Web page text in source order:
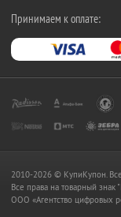
Принимаем к оплате:
2010-2026 © КупиКупон.
Все права на товарный
OOO «Агентство